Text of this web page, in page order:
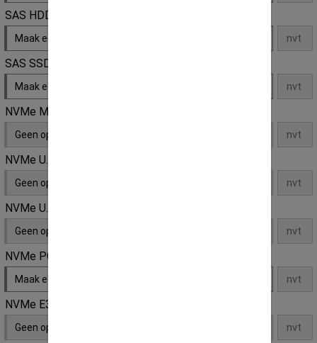
SAS HDD
Maak een keuze
SAS SSD
Maak een keuze
NVMe M.2 SSD
Geen opties
NVMe U.2 SSD
Geen opties
NVMe U.3 SSD
Geen opties
NVMe PCI-e SSD
Maak een keuze
NVMe E3S SSD
Geen opties